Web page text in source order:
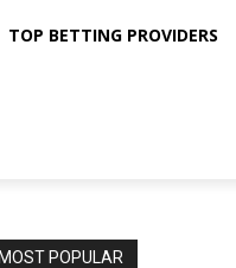
TOP BETTING PROVIDERS
MOST POPULAR